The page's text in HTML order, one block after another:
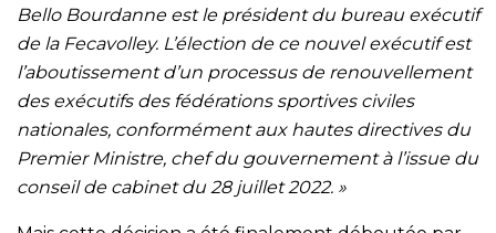
Bello Bourdanne est le président du bureau exécutif
de la Fecavolley. L’élection de ce nouvel exécutif est
l’aboutissement d’un processus de renouvellement
des exécutifs des fédérations sportives civiles
nationales, conformément aux hautes directives du
Premier Ministre, chef du gouvernement à l’issue du
conseil de cabinet du 28 juillet 2022. »